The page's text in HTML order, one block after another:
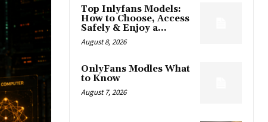
Top Inlyfans Models:
How to Choose, Access
Safely & Enjoy a...
August 8, 2026
OnlyFans Modles What
to Know
August 7, 2026